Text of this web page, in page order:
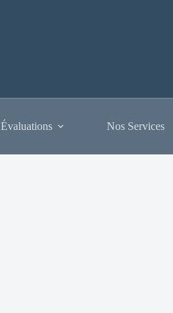
Évaluations Nos Services